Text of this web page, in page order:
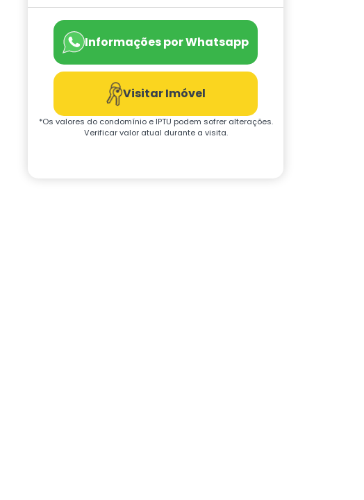
Informações por Whatsapp
Visitar Imóvel
*Os valores do condomínio e IPTU podem sofrer alterações.
Verificar valor atual durante a visita.